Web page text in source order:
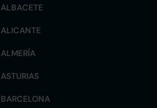
ALBACETE
ALICANTE
ALMERÍA
ASTURIAS
BARCELONA